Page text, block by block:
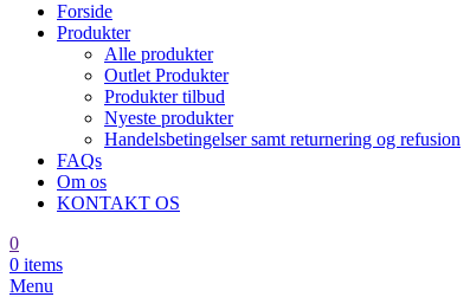
Forside
Produkter
Alle produkter
Outlet Produkter
Produkter tilbud
Nyeste produkter
Handelsbetingelser samt returnering og refusion
FAQs
Om os
KONTAKT OS
0
0 items
Menu